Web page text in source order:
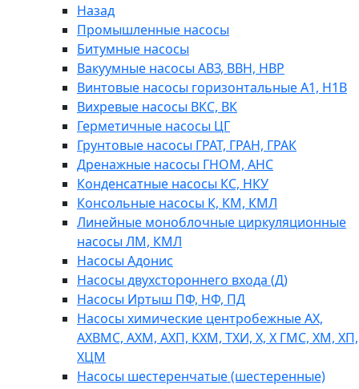
Назад
Промышленные насосы
Битумные насосы
Вакуумные насосы АВЗ, ВВН, НВР
Винтовые насосы горизонтальные А1, Н1В
Вихревые насосы ВКС, ВК
Герметичные насосы ЦГ
Грунтовые насосы ГРАТ, ГРАН, ГРАК
Дренажные насосы ГНОМ, АНС
Конденсатные насосы КС, НКУ
Консольные насосы К, КМ, КМЛ
Линейные моноблочные циркуляционные
насосы ЛМ, КМЛ
Насосы Адонис
Насосы двухстороннего входа (Д)
Насосы Иртыш ПФ, НФ, ПД
Насосы химические центробежные АХ,
АХВМС, АХМ, АХП, КХМ, ТХИ, Х, Х ГМС, ХМ, ХП,
ХЦМ
Насосы шестеренчатые (шестеренные)